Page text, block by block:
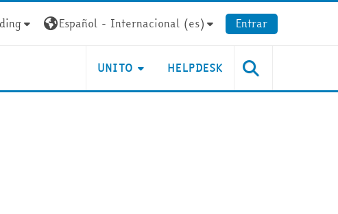
Español - Internacional ‎(es)‎ Entrar
UNITO HELPDESK